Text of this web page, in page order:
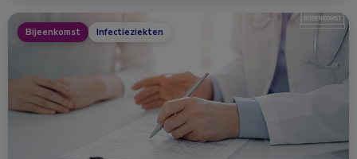
Bijeenkomst Infectieziekten